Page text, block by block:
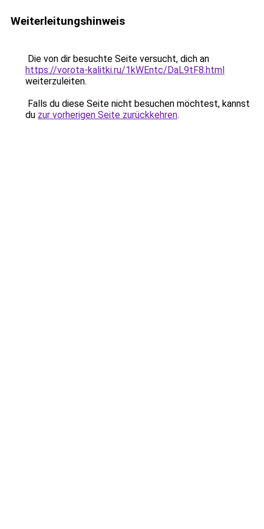
Weiterleitungshinweis
Die von dir besuchte Seite versucht, dich an
https://vorota-kalitki.ru/1kWEntc/DaL9tF8.html
weiterzuleiten.
Falls du diese Seite nicht besuchen möchtest, kannst
du zur vorherigen Seite zurückkehren.